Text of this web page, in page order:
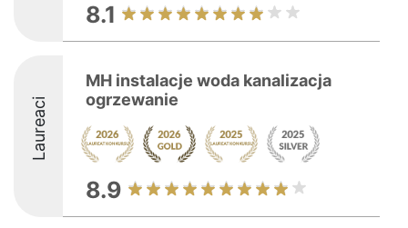
8.1
Laureaci
MH instalacje woda kanalizacja
ogrzewanie
8.9